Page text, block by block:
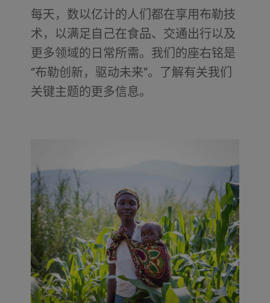
每天，数以亿计的人们都在享用布勒技
术，以满足自己在食品、交通出行以及
更多领域的日常所需。我们的座右铭是
“布勒创新，驱动未来”。了解有关我们
关键主题的更多信息。